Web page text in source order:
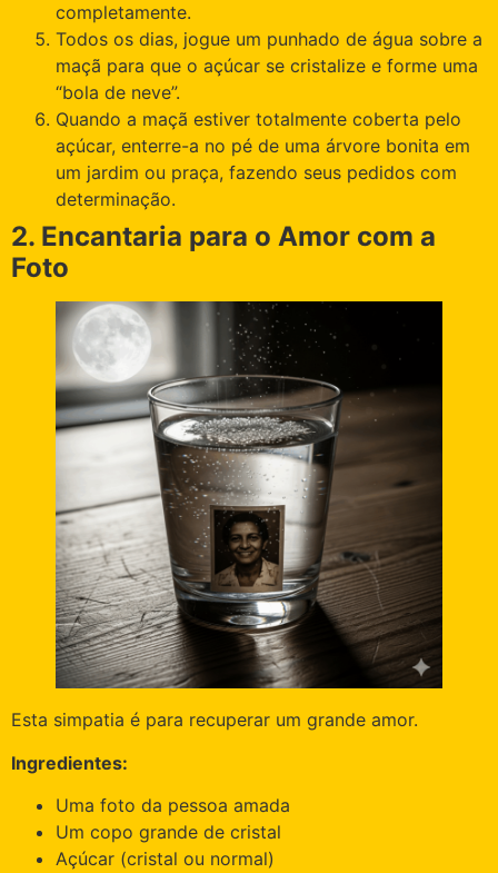
completamente.
Todos os dias, jogue um punhado de água sobre a
maçã para que o açúcar se cristalize e forme uma
“bola de neve”.
Quando a maçã estiver totalmente coberta pelo
açúcar, enterre-a no pé de uma árvore bonita em
um jardim ou praça, fazendo seus pedidos com
determinação.
2. Encantaria para o Amor com a
Foto
Esta simpatia é para recuperar um grande amor.
Ingredientes:
Uma foto da pessoa amada
Um copo grande de cristal
Açúcar (cristal ou normal)